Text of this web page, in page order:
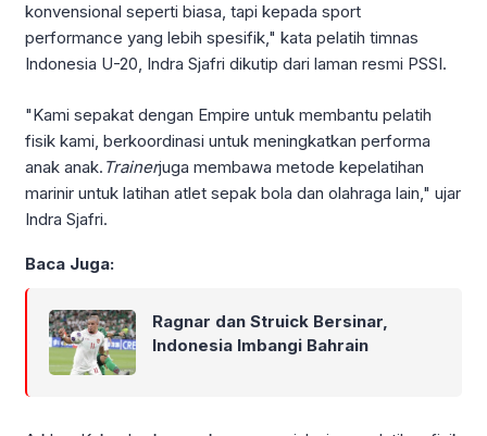
konvensional seperti biasa, tapi kepada sport
performance yang lebih spesifik," kata pelatih timnas
Indonesia U-20, Indra Sjafri dikutip dari laman resmi PSSI.
"Kami sepakat dengan Empire untuk membantu pelatih
fisik kami, berkoordinasi untuk meningkatkan performa
anak anak. Trainerjuga membawa metode kepelatihan
marinir untuk latihan atlet sepak bola dan olahraga lain," ujar
Indra Sjafri.
Baca Juga:
Ragnar dan Struick Bersinar,
Indonesia Imbangi Bahrain